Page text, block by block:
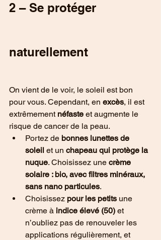
2 – Se protéger
naturellement
On vient de le voir, le soleil est bon
pour vous. Cependant, en excès, il est
extrêmement néfaste et augmente le
risque de cancer de la peau.
Portez de bonnes lunettes de
soleil et un chapeau qui protège la
nuque. Choisissez une crème
solaire : bio, avec filtres minéraux,
sans nano particules.
Choisissez pour les petits une
crème à indice élevé (50) et
n’oubliez pas de renouveler les
applications régulièrement, et